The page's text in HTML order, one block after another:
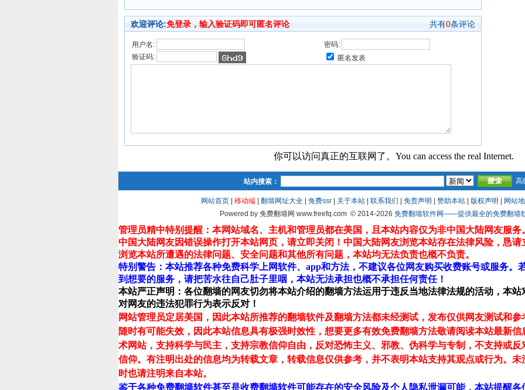
欢迎评论:免登录，输入验证码即可匿名评论 共有0条评论
用户名:
密码:
验证码:
匿名发表
你可以访问真正的互联网了。You can access the real Internet.
站内搜索： 高
网站首页 移动端 翻墙网址大全 免费ssr 关于本站 联系我们 免责声明 赞助本站 版权声明
网站
Powered by 免费翻墙网 www.freefq.com© 2014-2026 免费翻墙软件网——提供最全的免费翻墙
管理员精中特别提醒：本网站域名、主机和管理员都在美国，且本站内容仅为非中国大陆网友服
中国大陆网友因错误操作打开本站网页，请立即关闭！中国大陆网友浏览本站存在法律风险，恳
浏览本站所遭遇的法律问题、安全问题和其他所有问题，本站均无法负责也概不负责。
特别警告：本站推荐各种免费科学上网软件、app和方法，不建议各位网友购买收费账号或服务。
到想要的服务，请把苦水往自己肚子里咽，本站无法承担也概不承担任何责任！
本站严正声明：各位翻墙的网友切勿将本站介绍的翻墙方法运用于违反当地法律法规的活动，本
对网友的违法犯罪行为表示反对！
网站管理员定居美国，因此本站所推荐的翻墙软件及翻墙方法都未经测试，发布仅供网友测试和
随时有可能失效，因此本站信息具有极强时效性，想要更多有效免费翻墙方法敬请阅读本站最新
术网站，支持科学与民主，支持宗教信仰自由，反对恐怖主义、邪教、伪科学与专制，不支持或
信仰。有注明出处的信息均为转载文章，转载信息仅供参考，并不表明本站支持其观点或行为。
时也请注明来自本站。
鉴于各种免费翻墙软件甚至是收费翻墙软件可能存在的安全风险及个人隐私泄漏可能，本站提醒